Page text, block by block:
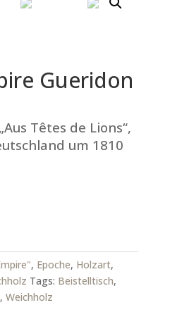
Gueridon
Têtes de Lions“,
um 1810
, Epoche, Holzart,
Tags: Beistelltisch,
, Weichholz